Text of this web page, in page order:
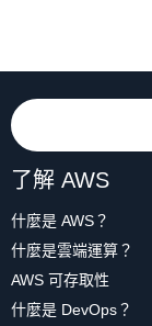
了解 AWS
什麼是 AWS？
什麼是雲端運算？
AWS 可存取性
什麼是 DevOps？